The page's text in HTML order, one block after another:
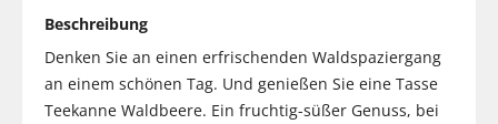
Beschreibung
Denken Sie an einen erfrischenden Waldspaziergang
an einem schönen Tag. Und genießen Sie eine Tasse
Teekanne Waldbeere. Ein fruchtig-süßer Genuss, bei